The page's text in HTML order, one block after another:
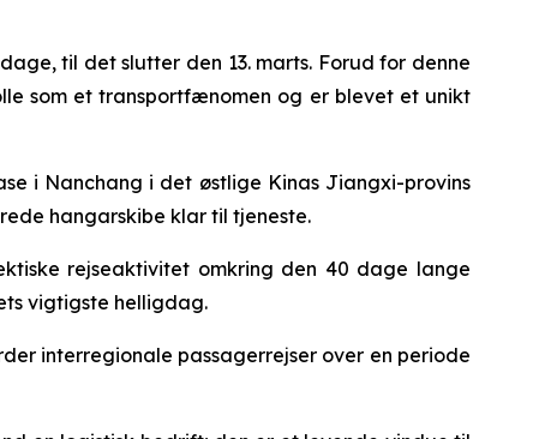
til det slutter den 13. marts. Forud for denne
som et transportfænomen og er blevet et unikt
i Nanchang i det østlige Kinas Jiangxi-provins
hangarskibe klar til tjeneste.
rejseaktivitet omkring den 40 dage lange
vigtigste helligdag.
interregionale passagerrejser over en periode